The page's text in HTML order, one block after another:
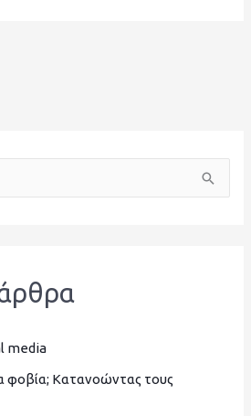
media
φοβία; Κατανοώντας τους